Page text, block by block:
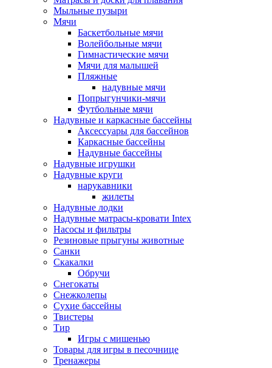
Мыльные пузыри
Мячи
Баскетбольные мячи
Волейбольные мячи
Гимнастические мячи
Мячи для малышей
Пляжные
надувные мячи
Попрыгунчики-мячи
Футбольные мячи
Надувные и каркасные бассейны
Аксессуары для бассейнов
Каркасные бассейны
Надувные бассейны
Надувные игрушки
Надувные круги
нарукавники
жилеты
Надувные лодки
Надувные матрасы-кровати Intex
Насосы и фильтры
Резиновые прыгуны животные
Санки
Скакалки
Обручи
Снегокаты
Снежколепы
Сухие бассейны
Твистеры
Тир
Игры с мишенью
Товары для игры в песочнице
Тренажеры